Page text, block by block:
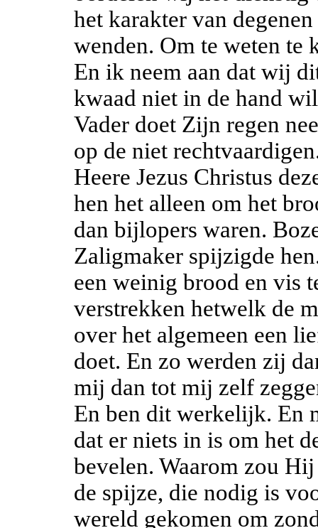
het karakter van
wenden. Om te weten
En ik neem aan dat wij
kwaad niet in de hand
Vader doet Zijn regen
op de niet
Heere Jezus Christus
hen het alleen om het
dan bijlopers waren.
Zaligmaker spijzigde
een weinig brood en vis
verstrekken hetwelk de
over het algemeen een
doet. En zo werden zij
mij dan tot mij zelf
En ben dit werkelijk. En
dat er niets in is om het
bevelen. Waarom zou
de spijze, die nodig is
wereld gekomen om